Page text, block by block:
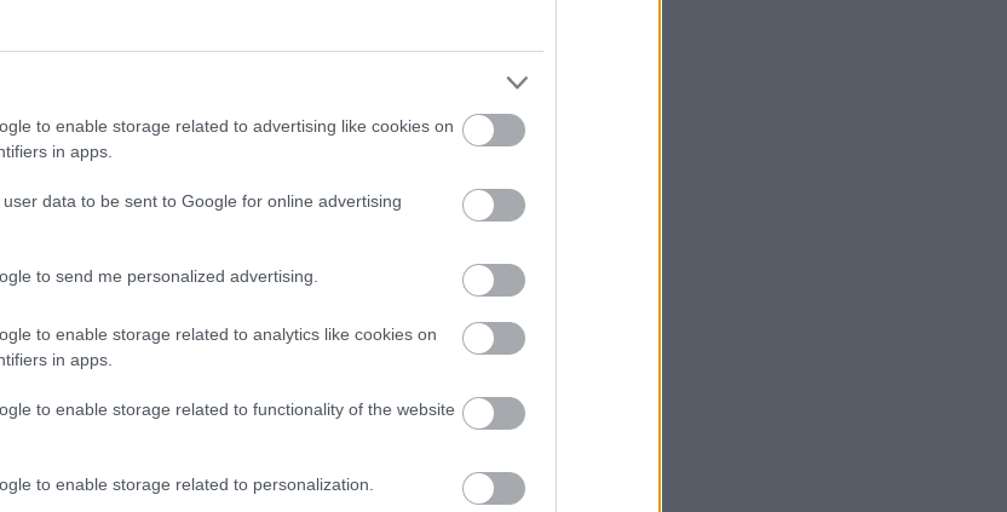
to enable storage related to advertising like cookies on
in apps.
data to be sent to Google for online advertising
to send me personalized advertising.
to enable storage related to analytics like cookies on
in apps.
to enable storage related to functionality of the website
to enable storage related to personalization.
Μάθε για όλους τουςlive αγώνες σήμερα
από το υπερπλήρες Πρόγραμμα TV του